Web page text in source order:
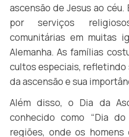
ascensão de Jesus ao
por serviços
comunitárias em muitas
Alemanha. As famílias
cultos especiais,
da ascensão e sua
Além disso, o Dia da
conhecido como “Dia
regiões, onde os homens